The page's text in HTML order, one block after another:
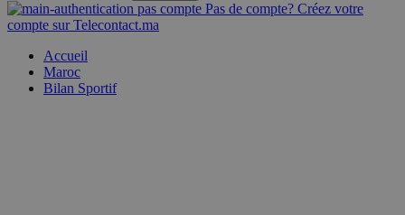
Pas de compte? Créez votre
compte sur Telecontact.ma
Accueil
Maroc
Bilan Sportif